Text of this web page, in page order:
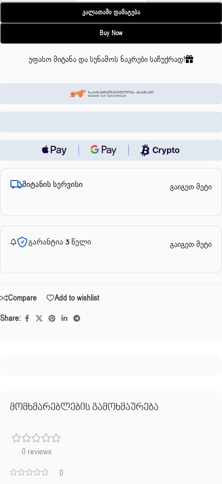
Კალათაში Დამატება
Buy Now
უფასო მიტანა და სუნამოს ნაკრები საჩუქრად!
მიტანის სერვისი გაიგეთ მეტი
გარანტია 3 წელი გაიგეთ მეტი
Compare
Add to wishlist
Share:
მომხმარებლების გამოხმაურება
0 reviews
0